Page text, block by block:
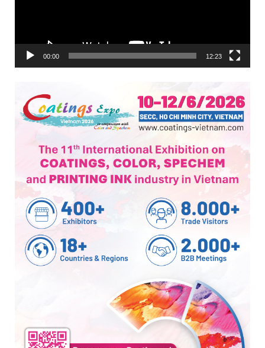
00:00 12:23